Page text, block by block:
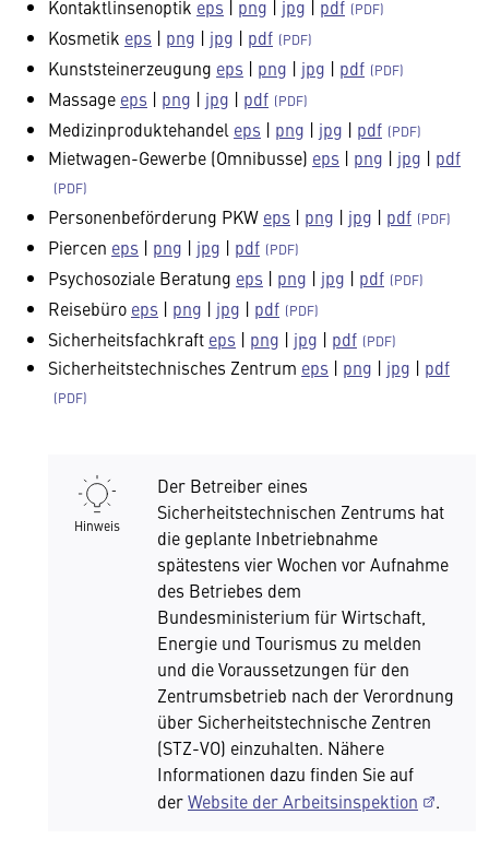
Kontaktlinsenoptik eps | png | jpg | pdf
Kosmetik eps | png | jpg | pdf
Kunststeinerzeugung eps | png | jpg | pdf
Massage eps | png | jpg | pdf
Medizinproduktehandel eps | png | jpg | pdf
Mietwagen-Gewerbe (Omnibusse) eps | png | jpg | pdf
Personenbeförderung PKW eps | png | jpg | pdf
Piercen eps | png | jpg | pdf
Psychosoziale Beratung eps | png | jpg | pdf
Reisebüro eps | png | jpg | pdf
Sicherheitsfachkraft eps | png | jpg | pdf
Sicherheitstechnisches Zentrum eps | png | jpg | pdf
Hinweis
Der Betreiber eines
Sicherheitstechnischen Zentrums hat
die geplante Inbetriebnahme
spätestens vier Wochen vor Aufnahme
des Betriebes dem
Bundesministerium für Wirtschaft,
Energie und Tourismus zu melden
und die Voraussetzungen für den
Zentrumsbetrieb nach der Verordnung
über Sicherheitstechnische Zentren
(STZ-VO) einzuhalten. Nähere
Informationen dazu finden Sie auf
derWebsite der Arbeitsinspektion .